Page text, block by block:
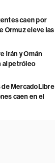
caen por
Ormuz eleve las
Irán y Omán
al petróleo
MercadoLibre
caen en el